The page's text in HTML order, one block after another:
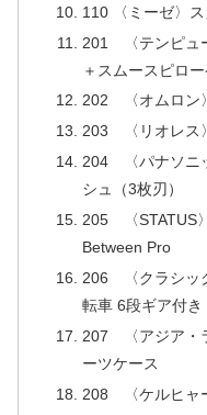
110 〈ミーゼ〉
201 〈テンピュ
＋スムースピロ
202 〈オムロン
203 〈リオレス
204 〈パナソニ
シュ（3枚刃）
205 〈STATUS
Between Pro
206 〈クラシッ
転車 6段ギア付き
207 〈アジア・
ーツケース
208 〈ケルヒャ